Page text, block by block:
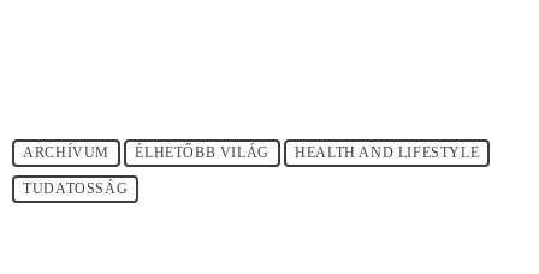
ARCHÍVUM ÉLHETŐBB VILÁG HEALTH AND LIFESTYLE
TUDATOSSÁG